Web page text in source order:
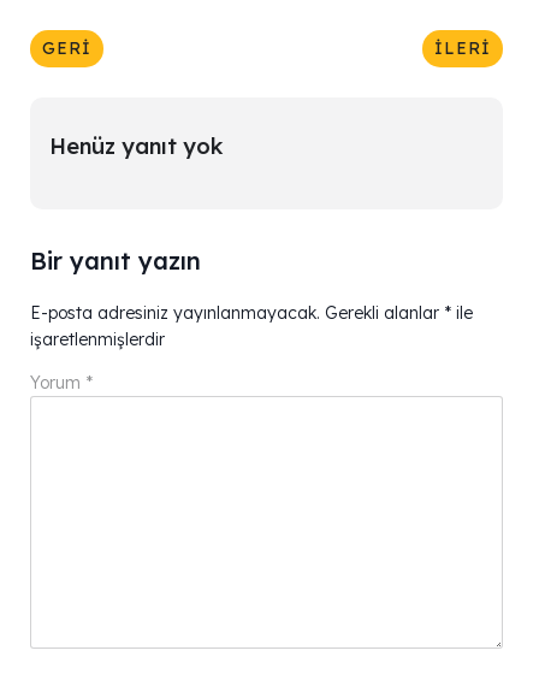
GERI İLERI
Henüz yanıt yok
Bir yanıt yazın
E-posta adresiniz yayınlanmayacak. Gerekli alanlar * ile
işaretlenmişlerdir
Yorum *